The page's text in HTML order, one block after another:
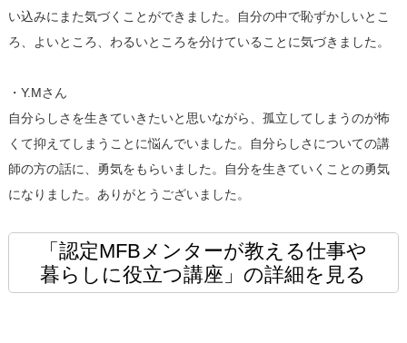
い込みにまた気づくことができました。自分の中で恥ずかしいとこ
ろ、よいところ、わるいところを分けていることに気づきました。
・Y.Mさん
自分らしさを生きていきたいと思いながら、孤立してしまうのが怖
くて抑えてしまうことに悩んでいました。自分らしさについての講
師の方の話に、勇気をもらいました。自分を生きていくことの勇気
になりました。ありがとうございました。
「認定MFBメンターが教える仕事や
暮らしに役立つ講座」の詳細を見る